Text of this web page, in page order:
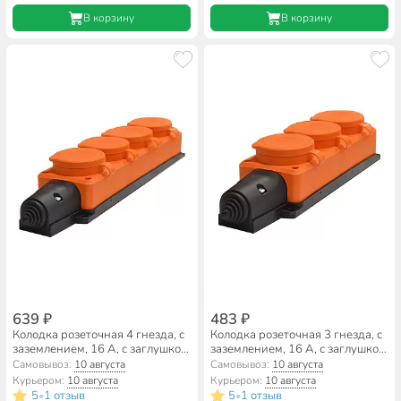
В корзину В корзину
639 ₽
Колодка розеточная 4 гнезда, с
заземлением, 16 А, с заглушкой,
1-фазная, IP44, каучук,
оранжевый, UNIVersal, 3035
Самовывоз: 10 августа
Курьером: 10 августа
5•1 отзыв
483 ₽
Колодка розеточная 3 гнезда, с
заземлением, 16 А, с заглушкой,
1-фазная, IP44, каучук,
оранжевый, UNIVersal, 3034
Самовывоз: 10 августа
Курьером: 10 августа
5•1 отзыв